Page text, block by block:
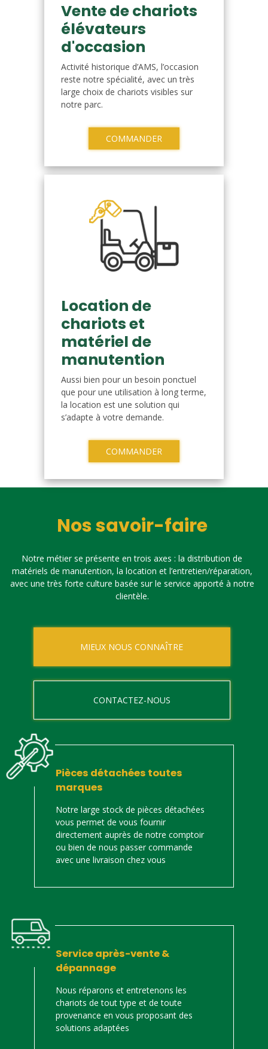
Vente de chariots
élévateurs
d'occasion
Activité historique d’AMS, l’occasion
reste notre spécialité, avec un très
large choix de chariots visibles sur
notre parc.
COMMANDER
Location de
chariots et
matériel de
manutention
Aussi bien pour un besoin ponctuel
que pour une utilisation à long terme,
la location est une solution qui
s’adapte à votre demande.
COMMANDER
Nos savoir-faire
Notre métier se présente en trois axes : la distribution de
matériels de manutention, la location et l’entretien/réparation,
avec une très forte culture basée sur le service apporté à notre
clientèle.
MIEUX NOUS CONNAÎTRE
CONTACTEZ-NOUS
Pièces détachées toutes
marques
Notre large stock de pièces détachées
vous permet de vous fournir
directement auprès de notre comptoir
ou bien de nous passer commande
avec une livraison chez vous
Service après-vente &
dépannage
Nous réparons et entretenons les
chariots de tout type et de toute
provenance en vous proposant des
solutions adaptées